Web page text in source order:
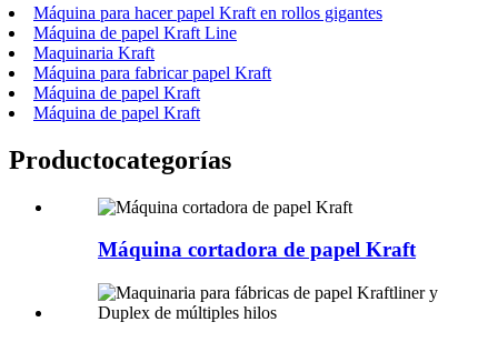
Máquina para hacer papel Kraft en rollos gigantes
Máquina de papel Kraft Line
Maquinaria Kraft
Máquina para fabricar papel Kraft
Máquina de papel Kraft
Máquina de papel Kraft
Productocategorías
Máquina cortadora de papel Kraft